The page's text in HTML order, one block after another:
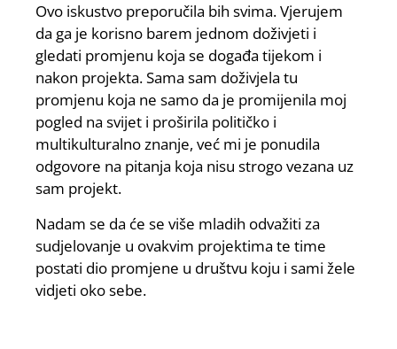
Ovo iskustvo preporučila bih svima. Vjerujem
da ga je korisno barem jednom doživjeti i
gledati promjenu koja se događa tijekom i
nakon projekta. Sama sam doživjela tu
promjenu koja ne samo da je promijenila moj
pogled na svijet i proširila političko i
multikulturalno znanje, već mi je ponudila
odgovore na pitanja koja nisu strogo vezana uz
sam projekt.
Nadam se da će se više mladih odvažiti za
sudjelovanje u ovakvim projektima te time
postati dio promjene u društvu koju i sami žele
vidjeti oko sebe.